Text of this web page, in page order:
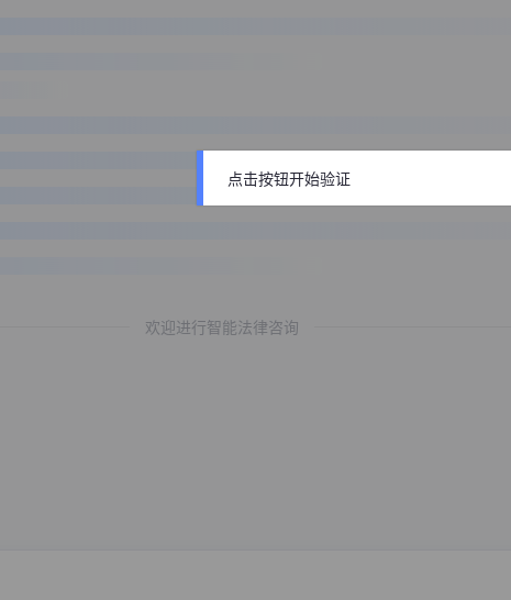
欢迎进行智能法律咨询
点击按钮开始验证